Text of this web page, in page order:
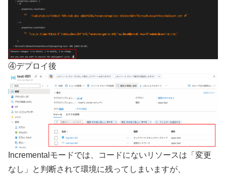
④デプロイ後
Incrementalモードでは、コードにないリソースは「変更
なし」と判断されて環境に残ってしまいますが、